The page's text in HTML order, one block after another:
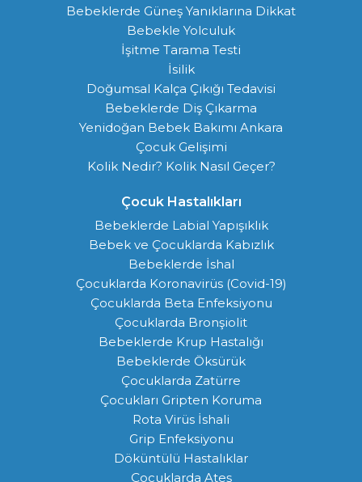
Bebeklerde Güneş Yanıklarına Dikkat
Bebekle Yolculuk
İşitme Tarama Testi
İsilik
Doğumsal Kalça Çıkığı Tedavisi
Bebeklerde Diş Çıkarma
Yenidoğan Bebek Bakımı Ankara
Çocuk Gelişimi
Kolik Nedir? Kolik Nasıl Geçer?
Çocuk Hastalıkları
Bebeklerde Labial Yapışıklık
Bebek ve Çocuklarda Kabızlık
Bebeklerde İshal
Çocuklarda Koronavirüs (Covid-19)
Çocuklarda Beta Enfeksiyonu
Çocuklarda Bronşiolit
Bebeklerde Krup Hastalığı
Bebeklerde Öksürük
Çocuklarda Zatürre
Çocukları Gripten Koruma
Rota Virüs İshali
Grip Enfeksiyonu
Döküntülü Hastalıklar
Çocuklarda Ateş